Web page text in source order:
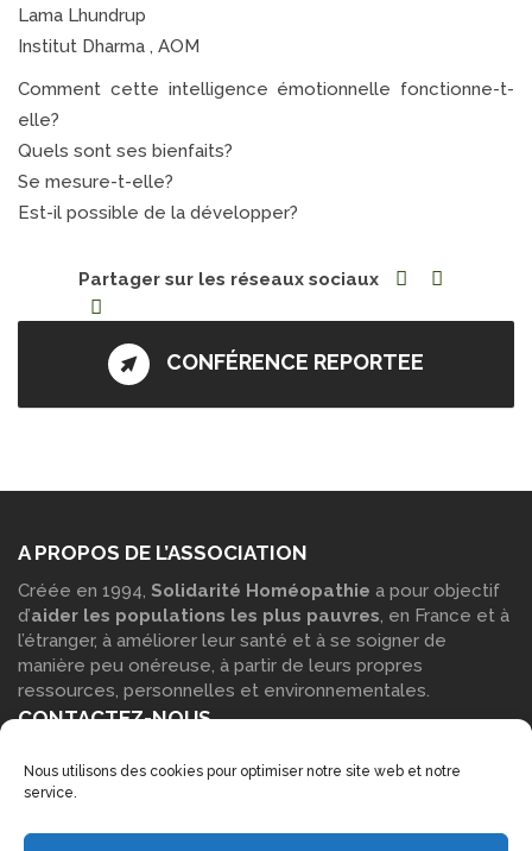
Nous utilisons des cookies pour optimiser notre site web et notre
service.
Lama Lhundrup
Institut Dharma , AOM
Comment cette intelligence émotionnelle fonctionne-t-
elle?
Quels sont ses bienfaits?
Se mesure-t-elle?
Est-il possible de la développer?
Partager sur les réseaux sociaux
CONFÉRENCE REPORTEE
A PROPOS DE L’ASSOCIATION
Créée en 1994, Solidarité Homéopathie a pour objectif
d’aider les populations les plus pauvres , en France et à
l’étranger, à améliorer leur santé et à se soigner de
manière peu onéreuse, à partir de leurs propres
ressources, personnelles et environnementales.
CONTACTEZ-NOUS
Solidarité Homéopathie – Maison des associations, Parc
53 Pare-mailà l’aide de notreformulaire de contact.